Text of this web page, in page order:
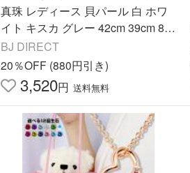
真珠 レディース 貝パール 白 ホワ
イト キスカ グレー 42cm 39cm 8m
m 慶弔 兼用 フォーマル 結婚式 冠
婚葬祭 葬式 葬儀
BJ DIRECT
20％OFF (880円引き)
3,520円 送料無料